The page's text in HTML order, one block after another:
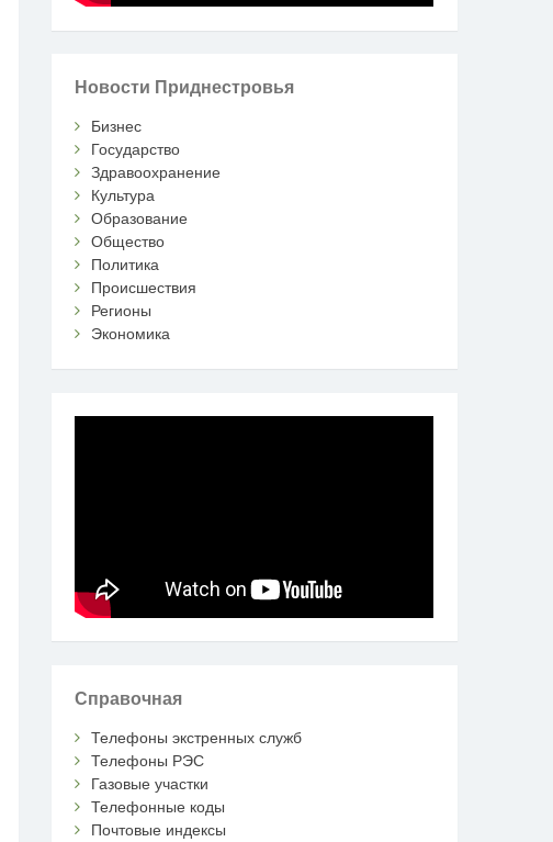
Новости Приднестровья
Бизнес
Государство
Здравоохранение
Культура
Образование
Общество
Политика
Происшествия
Регионы
Экономика
Справочная
Телефоны экстренных служб
Телефоны РЭС
Газовые участки
Телефонные коды
Почтовые индексы